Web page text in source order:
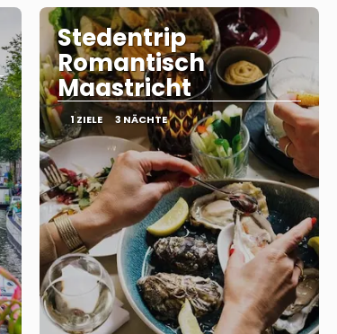
Stedentrip
Romantisch
Maastricht
1 ZIELE 3 NÄCHTE